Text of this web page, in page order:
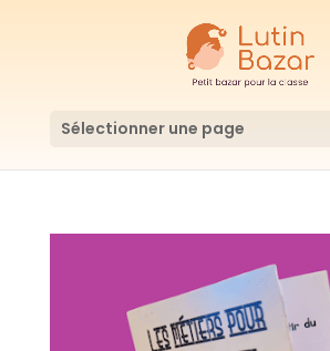
Sélectionner une page